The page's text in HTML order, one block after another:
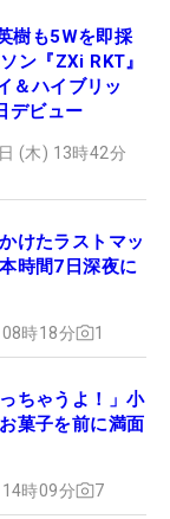
樹も5Wを即採
ン『ZXi RKT』
＆ハイブリッ
デビュー
(木) 13時42分
けたラストマッ
時間7日深夜に
時18分 1
ちゃうよ！」小
菓子を前に満面
時09分 7